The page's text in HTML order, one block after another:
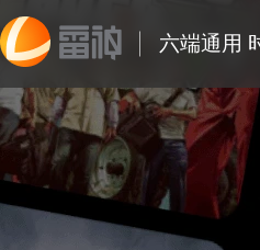
六端通用